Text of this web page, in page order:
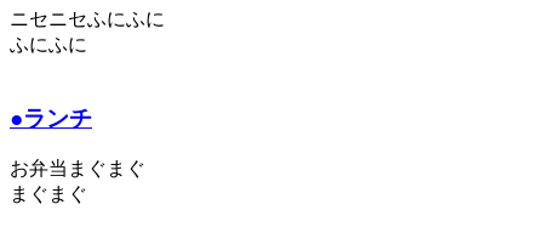
ニセニセふにふに
ふにふに
●ランチ
お弁当まぐまぐ
まぐまぐ